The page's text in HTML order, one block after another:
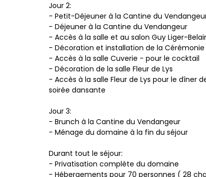
Jour 2:
- Petit-Déjeuner à la Cantine du
- Déjeuner à la Cantine du Vendangeur
- Accès à la salle et au salon Guy Liger-
- Décoration et installation de la
- Accès à la salle Cuverie - pour le cocktail
- Décoration de la salle Fleur de Lys
- Accès à la salle Fleur de Lys pour le dîner
soirée dansante
Jour 3:
- Brunch à la Cantine du Vendangeur
- Ménage du domaine à la fin du séjour
Durant tout le séjour:
- Privatisation complète du domaine
- Hébergements pour 70 personnes ( 28